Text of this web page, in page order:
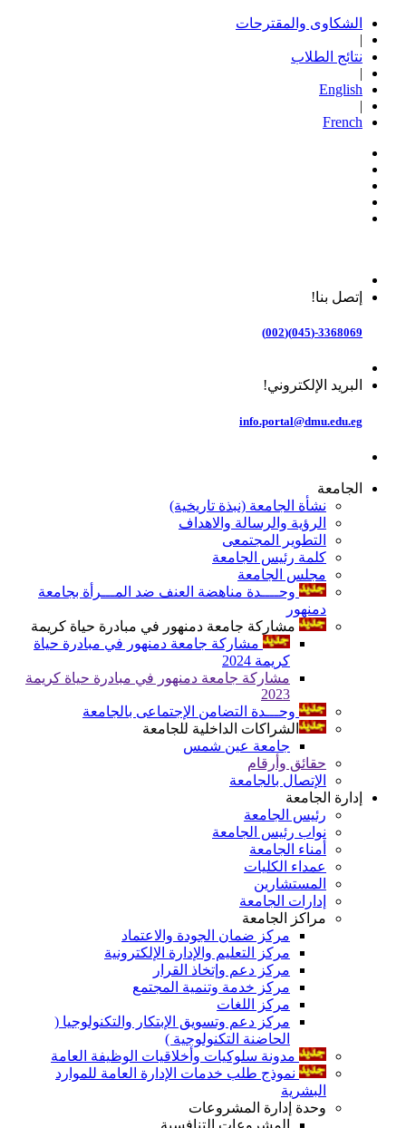
الشكاوى والمقترحات
|
نتائج الطلاب
|
English
|
French
إتصل بنا!
3368069-(045)(002)
البريد الإلكتروني!
info.portal@dmu.edu.eg
الجامعة
نشأة الجامعة (نبذة تاريخية)
الرؤية والرسالة والاهداف
التطوير المجتمعى
كلمة رئيس الجامعة
مجلس الجامعة
وحــــدة مناهضة العنف ضد المـــرأة بجامعة
دمنهور
مشاركة جامعة دمنهور في مبادرة حياة كريمة
مشاركة جامعة دمنهور في مبادرة حياة
كريمة 2024
مشاركة جامعة دمنهور في مبادرة حياة كريمة
2023
وحـــدة التضامن الإجتماعى بالجامعة
الشراكات الداخلية للجامعة
جامعة عين شمس
حقائق وأرقام
الإتصال بالجامعة
إدارة الجامعة
رئيس الجامعة
نواب رئيس الجامعة
أمناء الجامعة
عمداء الكليات
المستشارين
إدارات الجامعة
مراكز الجامعة
مركز ضمان الجودة والاعتماد
مركز التعليم والإدارة الإلكترونية
مركز دعم وإتخاذ القرار
مركز خدمة وتنمية المجتمع
مركز اللغات
مركز دعم وتسويق الإبتكار والتكنولوجيا (
الحاضنة التكنولوجية )
مدونة سلوكيات وأخلاقيات الوظيفة العامة
نموذج طلب خدمات الإدارة العامة للموارد
البشرية
وحدة إدارة المشروعات
المشروعات التنافسية